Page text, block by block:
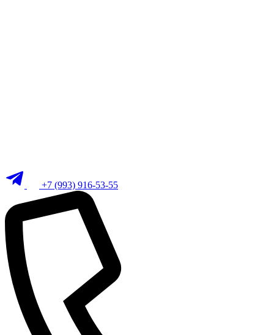
+7 (993) 916-53-55